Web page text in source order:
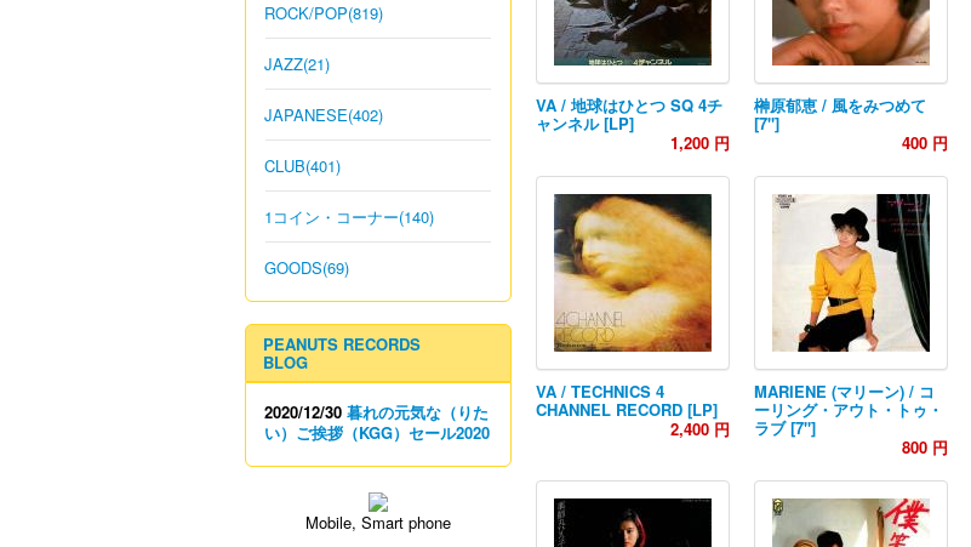
ROCK/POP(819)
JAZZ(21)
JAPANESE(402)
CLUB(401)
1コイン・コーナー(140)
GOODS(69)
PEANUTS RECORDS
BLOG
2020/12/30 暮れの元気な（りた
い）ご挨拶（KGG）セール2020
Mobile, Smart phone
VA / 地球はひとつ SQ 4チ
ャンネル [LP]
1,200 円
榊原郁恵 / 風をみつめて
[7"]
400 円
VA / TECHNICS 4
CHANNEL RECORD [LP]
2,400 円
MARIENE (マリーン) / コ
ーリング・アウト・トゥ・
ラブ [7"]
800 円